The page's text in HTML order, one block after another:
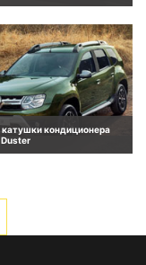
кондиционера